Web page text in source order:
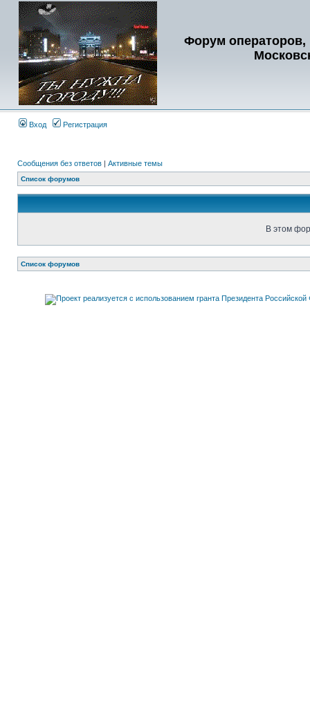
Форум операторов,
Вход Регистрация
Сообщения без ответов | Активные темы
Список форумов
В этом
Список форумов